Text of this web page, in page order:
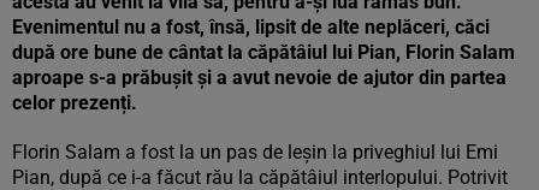
Evenimentul nu a fost, însă, lipsit de alte neplăceri, căci
după ore bune de cântat la căpătâiul lui Pian, Florin Salam
aproape s-a prăbușit și a avut nevoie de ajutor din partea
celor prezenți.
Florin Salam a fost la un pas de leșin la priveghiul lui Emi
Pian, după ce i-a făcut rău la căpătâiul interlopului. Potrivit